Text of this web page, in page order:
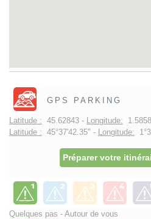
GPS PARKING
Latitude : 45.62843 - Longitude:
Latitude : 45°37'42.35" - Longitude:
Préparer votre
Quelques pas - Autour de vous